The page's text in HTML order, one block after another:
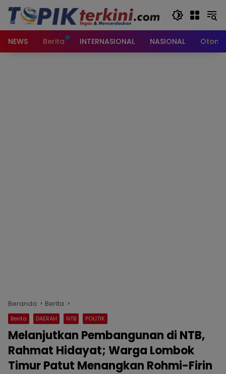
Langsung
konten
NEWS
Berita INTERNASIONAL NASIONAL
Beranda Berita
Berita DAERAH NTB POLITIK
Melanjutkan Pembangunan di NTB,
Rahmat Hidayat; Warga Lombok
Timur Patut Menangkan Rohmi-Firin